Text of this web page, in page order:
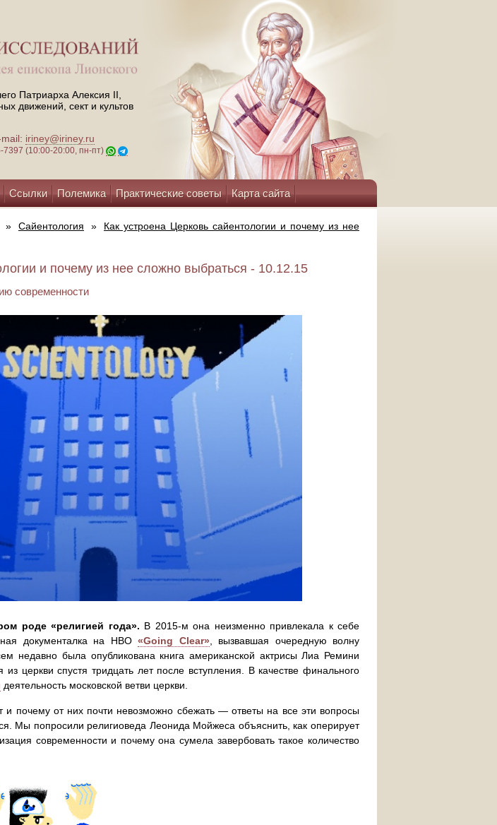
Патриарха Алексия II,
движений, сект и культов
iriney@iriney.ru
7397 (10:00-20:00, пн-пт)
Ссылки Полемика Практические советы Карта сайта
» Сайентология »
Как устроена Церковь сайентологии и почему из нее
и почему из нее сложно выбраться - 10.12.15
современности
роде «религией года». В 2015-м она неизменно привлекала к себе
документалка на HBO«Going Clear» , вызвавшая очередную волну
недавно была опубликована книга американской актрисы Лиа Ремини
из церкви спустя тридцать лет после вступления. В качестве финального
деятельность московской ветви церкви.
и почему от них почти невозможно сбежать — ответы на все эти вопросы
Мы попросили религиоведа Леонида Мойжеса объяснить, как оперирует
современности и почему она сумела завербовать такое количество